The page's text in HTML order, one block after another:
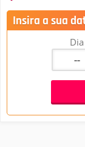
Insira a sua
Dia